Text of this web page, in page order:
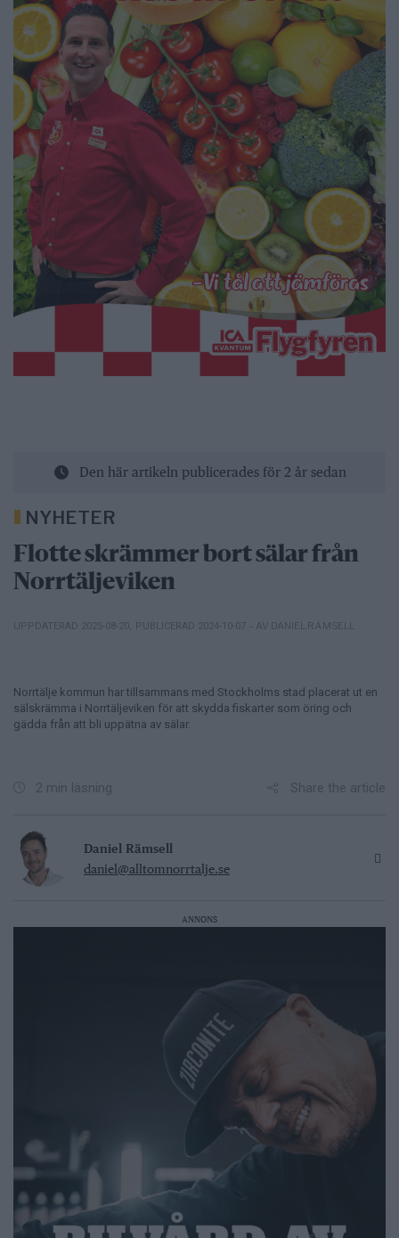
Den här artikeln publicerades för 2 år sedan
NYHETER
Flotte skrämmer bort sälar från
Norrtäljeviken
UPPDATERAD 2025-08-20 PUBLICERAD 2024-10-07 – AV DANIEL RÄMSELL
Norrtälje kommun har tillsammans med Stockholms stad placerat ut en
sälskrämma i Norrtäljeviken för att skydda fiskarter som öring och
gädda från att bli uppätna av sälar.
2 min läsning Share the article
Daniel Rämsell
daniel@alltomnorrtalje.se
ANNONS